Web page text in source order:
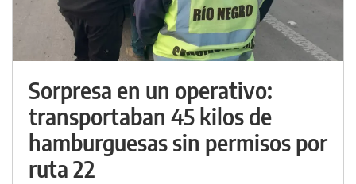
Sorpresa en un operativo:
transportaban 45 kilos de
hamburguesas sin permisos por
ruta 22